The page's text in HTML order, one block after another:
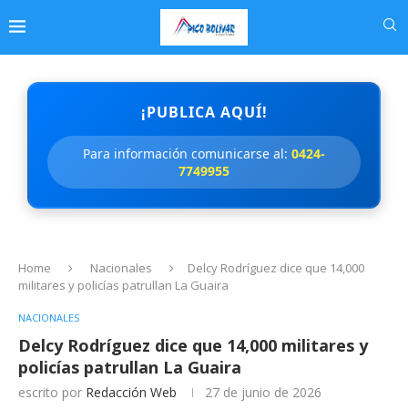
¡PUBLICA AQUÍ!
Para información comunicarse al: 0424-
7749955
Home Nacionales
Delcy Rodríguez dice que 14,000
militares y policías patrullan La Guaira
NACIONALES
Delcy Rodríguez dice que 14,000 militares y
policías patrullan La Guaira
escrito por Redacción Web 27 de junio de 2026